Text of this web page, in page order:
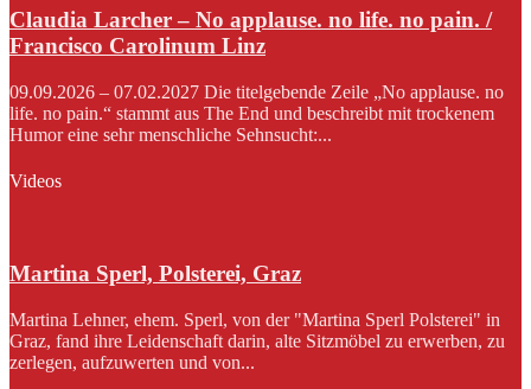
Claudia Larcher – No applause. no life. no pain. /
Francisco Carolinum Linz
09.09.2026 – 07.02.2027 Die titelgebende Zeile „No applause. no
life. no pain.“ stammt aus The End und beschreibt mit trockenem
Humor eine sehr menschliche Sehnsucht:...
Videos
Martina Sperl, Polsterei, Graz
Martina Lehner, ehem. Sperl, von der "Martina Sperl Polsterei" in
Graz, fand ihre Leidenschaft darin, alte Sitzmöbel zu erwerben, zu
zerlegen, aufzuwerten und von...